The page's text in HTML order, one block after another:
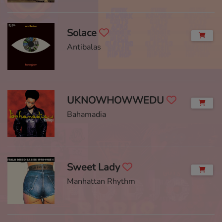
Solace
Antibalas
UKNOWHOWWEDU
Bahamadia
Sweet Lady
Manhattan Rhythm